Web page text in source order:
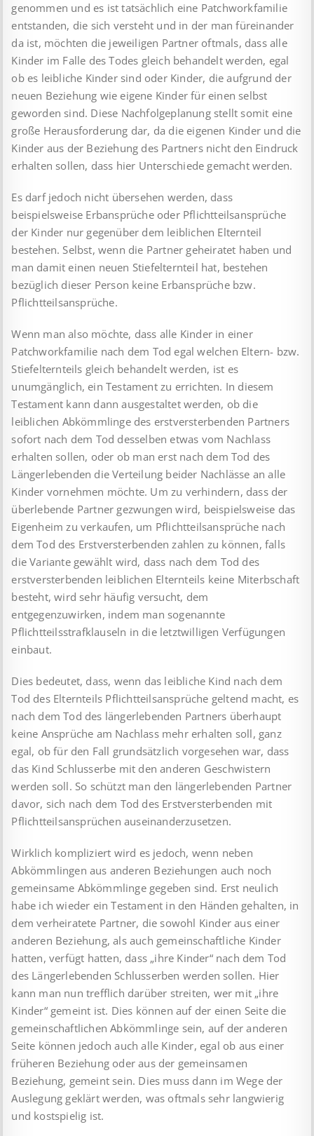
genommen und es ist tatsächlich eine Patchworkfamilie
entstanden, die sich versteht und in der man füreinander
da ist, möchten die jeweiligen Partner oftmals, dass alle
Kinder im Falle des Todes gleich behandelt werden, egal
ob es leibliche Kinder sind oder Kinder, die aufgrund der
neuen Beziehung wie eigene Kinder für einen selbst
geworden sind. Diese Nachfolgeplanung stellt somit eine
große Herausforderung dar, da die eigenen Kinder und die
Kinder aus der Beziehung des Partners nicht den Eindruck
erhalten sollen, dass hier Unterschiede gemacht werden.
Es darf jedoch nicht übersehen werden, dass
beispielsweise Erbansprüche oder Pflichtteilsansprüche
der Kinder nur gegenüber dem leiblichen Elternteil
bestehen. Selbst, wenn die Partner geheiratet haben und
man damit einen neuen Stiefelternteil hat, bestehen
bezüglich dieser Person keine Erbansprüche bzw.
Pflichtteilsansprüche.
Wenn man also möchte, dass alle Kinder in einer
Patchworkfamilie nach dem Tod egal welchen Eltern- bzw.
Stiefelternteils gleich behandelt werden, ist es
unumgänglich, ein Testament zu errichten. In diesem
Testament kann dann ausgestaltet werden, ob die
leiblichen Abkömmlinge des erstversterbenden Partners
sofort nach dem Tod desselben etwas vom Nachlass
erhalten sollen, oder ob man erst nach dem Tod des
Längerlebenden die Verteilung beider Nachlässe an alle
Kinder vornehmen möchte. Um zu verhindern, dass der
überlebende Partner gezwungen wird, beispielsweise das
Eigenheim zu verkaufen, um Pflichtteilsansprüche nach
dem Tod des Erstversterbenden zahlen zu können, falls
die Variante gewählt wird, dass nach dem Tod des
erstversterbenden leiblichen Elternteils keine Miterbschaft
besteht, wird sehr häufig versucht, dem
entgegenzuwirken, indem man sogenannte
Pflichtteilsstrafklauseln in die letztwilligen Verfügungen
einbaut.
Dies bedeutet, dass, wenn das leibliche Kind nach dem
Tod des Elternteils Pflichtteilsansprüche geltend macht, es
nach dem Tod des längerlebenden Partners überhaupt
keine Ansprüche am Nachlass mehr erhalten soll, ganz
egal, ob für den Fall grundsätzlich vorgesehen war, dass
das Kind Schlusserbe mit den anderen Geschwistern
werden soll. So schützt man den längerlebenden Partner
davor, sich nach dem Tod des Erstversterbenden mit
Pflichtteilsansprüchen auseinanderzusetzen.
Wirklich kompliziert wird es jedoch, wenn neben
Abkömmlingen aus anderen Beziehungen auch noch
gemeinsame Abkömmlinge gegeben sind. Erst neulich
habe ich wieder ein Testament in den Händen gehalten, in
dem verheiratete Partner, die sowohl Kinder aus einer
anderen Beziehung, als auch gemeinschaftliche Kinder
hatten, verfügt hatten, dass „ihre Kinder“ nach dem Tod
des Längerlebenden Schlusserben werden sollen. Hier
kann man nun trefflich darüber streiten, wer mit „ihre
Kinder“ gemeint ist. Dies können auf der einen Seite die
gemeinschaftlichen Abkömmlinge sein, auf der anderen
Seite können jedoch auch alle Kinder, egal ob aus einer
früheren Beziehung oder aus der gemeinsamen
Beziehung, gemeint sein. Dies muss dann im Wege der
Auslegung geklärt werden, was oftmals sehr langwierig
und kostspielig ist.